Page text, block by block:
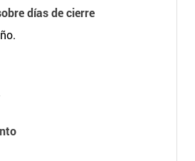
días de cierre